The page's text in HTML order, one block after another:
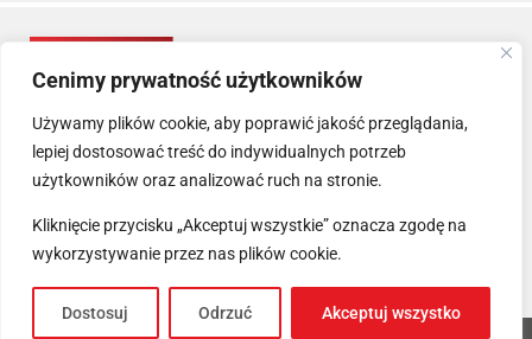
Cenimy prywatność użytkowników
Używamy plików cookie, aby poprawić jakość przeglądania,
lepiej dostosować treść do indywidualnych potrzeb
użytkowników oraz analizować ruch na stronie.
Kliknięcie przycisku „Akceptuj wszystkie” oznacza zgodę na
wykorzystywanie przez nas plików cookie.
Dostosuj Odrzuć Akceptuj wszystko